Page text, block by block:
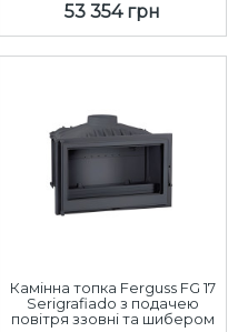
53 354 грн
Камінна топка Ferguss FG 17
Serigrafiado з подачею
повітря ззовні та шибером